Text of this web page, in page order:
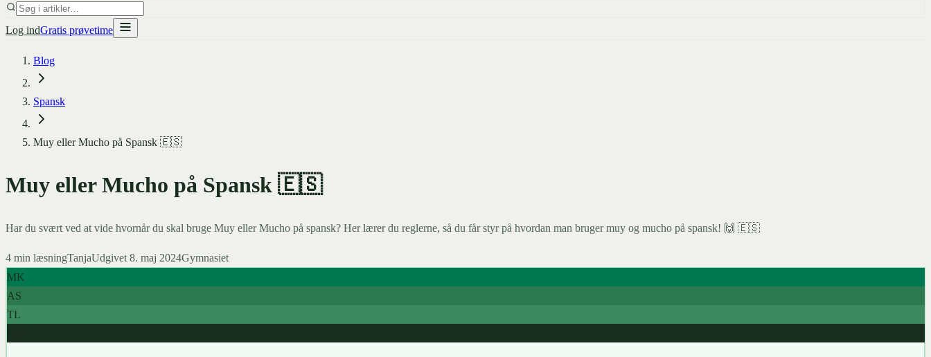
Log indGratis prøvetime
Blog
Spansk
Muy eller Mucho på Spansk 🇪🇸
Muy eller Mucho på Spansk 🇪🇸
Har du svært ved at vide hvornår du skal bruge Muy eller Mucho på spansk? Her lærer du reglerne, så du får styr på hvordan man bruger muy og mucho på spansk! 🙌 🇪🇸
4 min læsningTanjaUdgivet 8. maj 2024Gymnasiet
MK
AS
TL